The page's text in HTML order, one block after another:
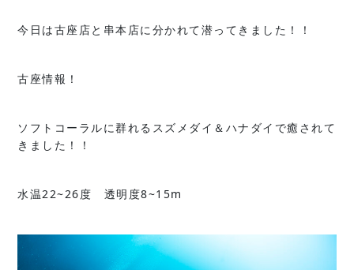
今日は古座店と串本店に分かれて潜ってきました！！
古座情報！
ソフトコーラルに群れるスズメダイ＆ハナダイで癒されて
きました！！
水温22~26度 透明度8~15m